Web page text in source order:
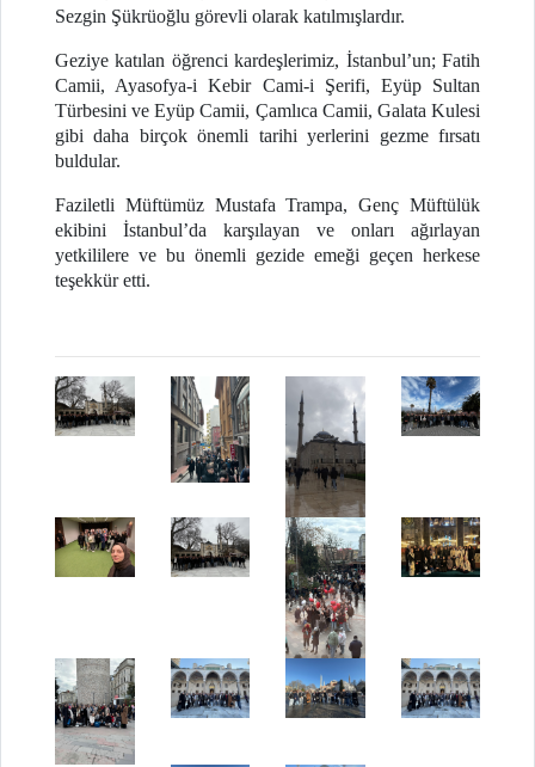
Sezgin Şükrüoğlu görevli olarak katılmışlardır.
Geziye katılan öğrenci kardeşlerimiz, İstanbul’un; Fatih
Camii, Ayasofya-i Kebir Cami-i Şerifi, Eyüp Sultan
Türbesini ve Eyüp Camii, Çamlıca Camii, Galata Kulesi
gibi daha birçok önemli tarihi yerlerini gezme fırsatı
buldular.
Faziletli Müftümüz Mustafa Trampa, Genç Müftülük
ekibini İstanbul’da karşılayan ve onları ağırlayan
yetkililere ve bu önemli gezide emeği geçen herkese
teşekkür etti.